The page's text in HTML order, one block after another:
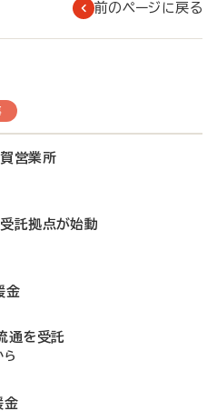
前のページに戻る
営業所
託拠点が始動
金
通を受託
ら
金